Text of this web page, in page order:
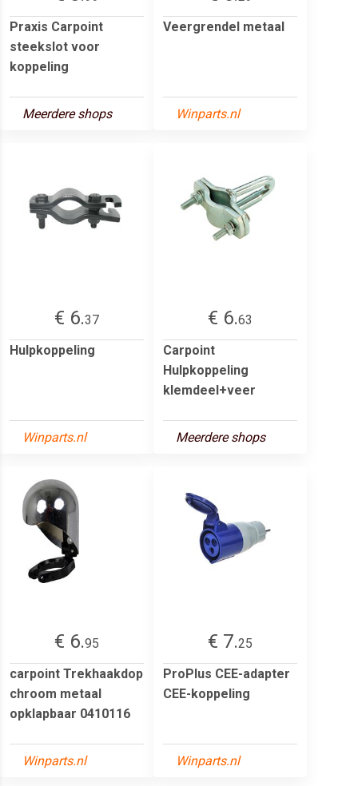
Praxis Carpoint
steekslot voor
koppeling
Meerdere shops
Veergrendel metaal
Winparts.nl
€ 6.37
Hulpkoppeling
Winparts.nl
€ 6.63
Carpoint
Hulpkoppeling
klemdeel+veer
Meerdere shops
€ 6.95
carpoint Trekhaakdop
chroom metaal
opklapbaar 0410116
Winparts.nl
€ 7.25
ProPlus CEE-adapter
CEE-koppeling
Winparts.nl